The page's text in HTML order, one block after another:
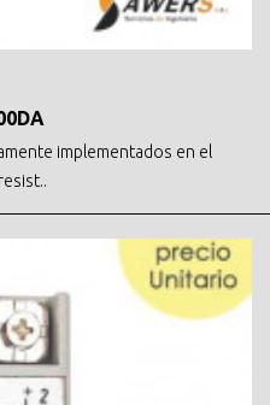
implementados en el